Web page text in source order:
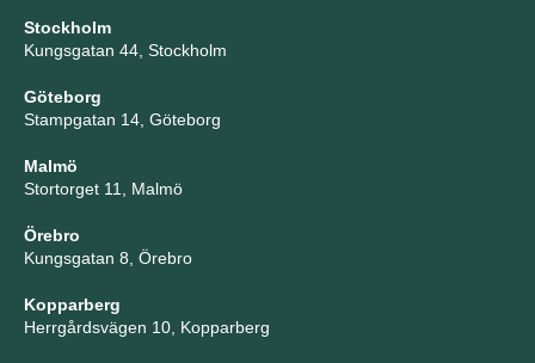
Stockholm
Kungsgatan 44, Stockholm
Göteborg
Stampgatan 14, Göteborg
Malmö
Stortorget 11, Malmö
Örebro
Kungsgatan 8, Örebro
Kopparberg
Herrgårdsvägen 10, Kopparberg